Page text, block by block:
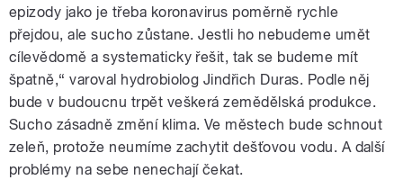
epizody jako je třeba koronavirus poměrně rychle
přejdou, ale sucho zůstane. Jestli ho nebudeme umět
cílevědomě a systematicky řešit, tak se budeme mít
špatně,“ varoval hydrobiolog Jindřich Duras. Podle něj
bude v budoucnu trpět veškerá zemědělská produkce.
Sucho zásadně změní klima. Ve městech bude schnout
zeleň, protože neumíme zachytit dešťovou vodu. A další
problémy na sebe nenechají čekat.